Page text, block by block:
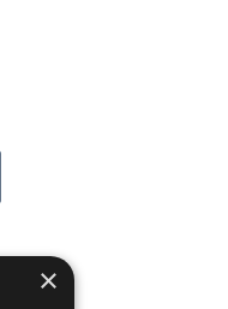
×